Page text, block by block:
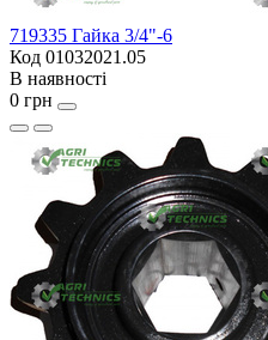
719335 Гайка 3/4"-6
Код 01032021.05
В наявності
0 грн